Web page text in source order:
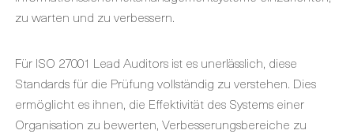
zu warten und zu verbessern.
Für ISO 27001 Lead Auditors ist es unerlässlich, diese
Standards für die Prüfung vollständig zu verstehen. Dies
ermöglicht es ihnen, die Effektivität des Systems einer
Organisation zu bewerten, Verbesserungsbereiche zu